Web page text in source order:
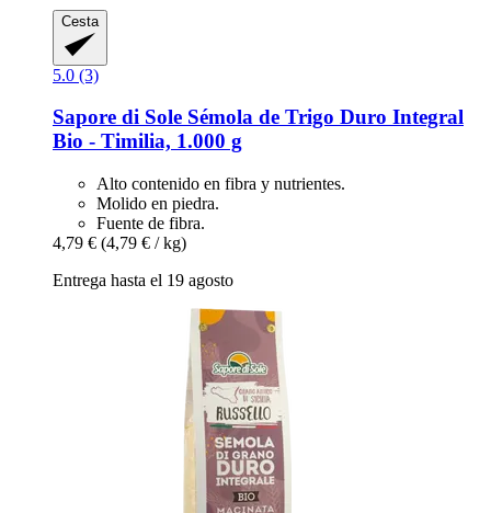
Cesta
5.0 (3)
Sapore di Sole Sémola de Trigo Duro Integral
Bio -​ Timilia, 1.000 g
Alto contenido en fibra y nutrientes.
Molido en piedra.
Fuente de fibra.
4,79 € (4,79 € / kg)
Entrega hasta el 19 agosto